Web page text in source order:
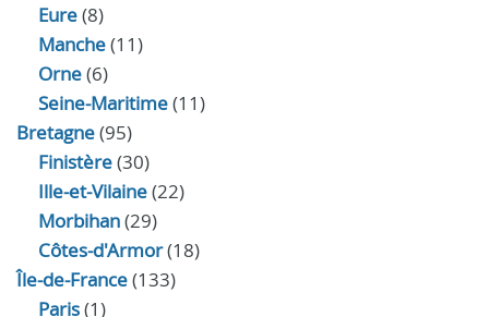
Eure(8)
Manche(11)
Orne(6)
Seine-Maritime(11)
Bretagne(95)
Finistère(30)
Ille-et-Vilaine(22)
Morbihan(29)
Côtes-d'Armor(18)
Île-de-France(133)
Paris(1)